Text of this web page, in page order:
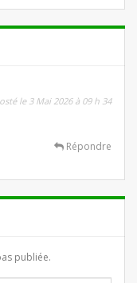
le 3 Mai 2026 à 09 h 34
Répondre
publiée.